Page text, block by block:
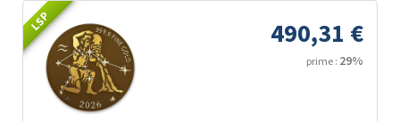
LSP 490,31 €
prime : 29%